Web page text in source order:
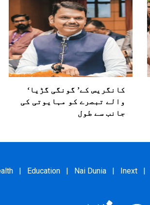
کانگریس کے’ گونگی گڑیا‘
والے تبصرے کو مہایوتی کی
جانب سے طول
| Education | Nai Dunia | Inext |